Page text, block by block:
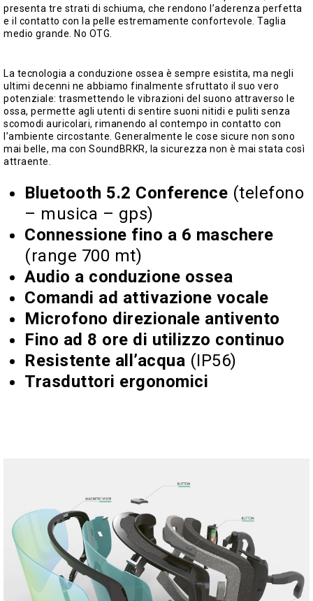
presenta tre strati di schiuma, che rendono l’aderenza perfetta
e il contatto con la pelle estremamente confortevole. Taglia
medio grande. No OTG.
La tecnologia a conduzione ossea è sempre esistita, ma negli
ultimi decenni ne abbiamo finalmente sfruttato il suo vero
potenziale: trasmettendo le vibrazioni del suono attraverso le
ossa, permette agli utenti di sentire suoni nitidi e puliti senza
scomodi auricolari, rimanendo al contempo in contatto con
l’ambiente circostante. Generalmente le cose sicure non sono
mai belle, ma con SoundBRKR, la sicurezza non è mai stata così
attraente.
Bluetooth 5.2 Conference (telefono
– musica – gps)
Connessione fino a 6 maschere
(range 700 mt)
Audio a conduzione ossea
Comandi ad attivazione vocale
Microfono direzionale antivento
Fino ad 8 ore di utilizzo continuo
Resistente all’acqua (IP56)
Trasduttori ergonomici